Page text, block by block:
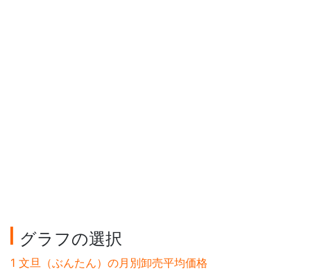
グラフの選択
1 文旦（ぶんたん）の月別卸売平均価格